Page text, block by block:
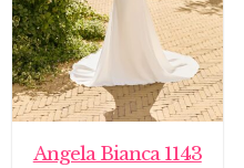
Angela Bianca 1143